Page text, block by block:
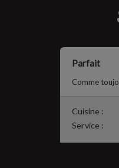
Parfait
Comme
Cuisine :
Service :